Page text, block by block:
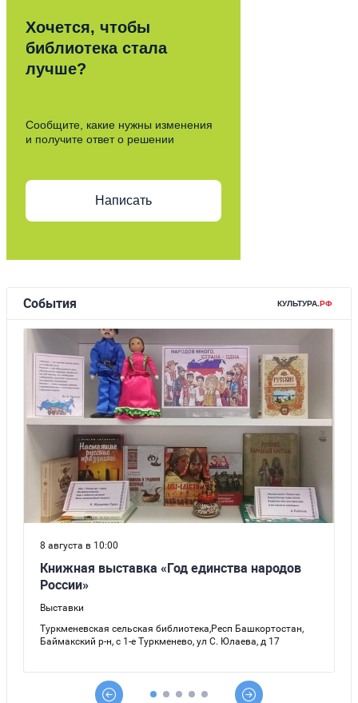
Хочется, чтобы
библиотека стала
лучше?
Сообщите, какие нужны изменения
и получите ответ о решении
Написать